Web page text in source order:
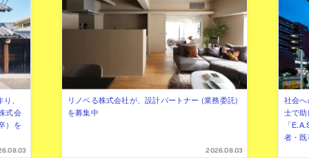
、
式会
）を
リノベる株式会社が、設計パートナー (業務委託)
を募集中
2026.08.03
社会
士で
「
者・